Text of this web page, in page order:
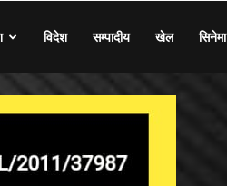
विदेश सम्पादीय खेल सिनेमा